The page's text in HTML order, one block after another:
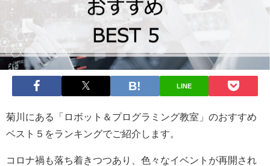
LINE
菊川にある「ロボット＆プログラミング教室」のおすすめ
ベスト５をランキングでご紹介します。
コロナ禍も落ち着きつつあり、色々なイベントが再開され